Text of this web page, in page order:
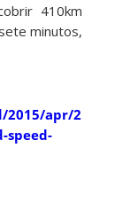
410km
minutos,
apr/21/
speed-